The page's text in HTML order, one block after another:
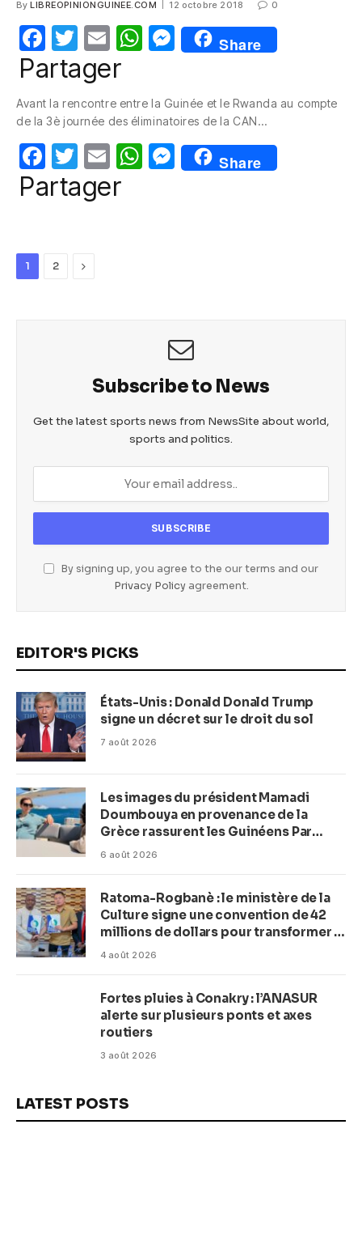
By LIBREOPINIONGUINEE.COM 12 octobre 2018 0
F
a
e
b
o
o
T
w
itt
er
E
m
W
s
A
p
M
e
e
n
g
Share
Partager
Avant la rencontre entre la Guinée et le Rwanda au compte
de la 3è journée des éliminatoires de la CAN…
F
a
b
T
w
itt
E
m
W M
e
Share
Partager
1 2 Next
Subscribe to News
Get the latest sports news from NewsSite about world,
sports and politics.
By signing up, you agree to the our terms and our
Privacy Policyagreement.
EDITOR'S PICKS
États-Unis : Donald Donald Trump
signe un décret sur le droit du sol
7 août 2026
Les images du président Mamadi
Doumbouya en provenance de la
Grèce rassurent les Guinéens Par
(Macka Baldé)
6 août 2026
Ratoma-Rogbanè : le ministère de la
Culture signe une convention de 42
millions de dollars pour transformer la
plage en complexe balnéaire
4 août 2026
Fortes pluies à Conakry : l’ANASUR
alerte sur plusieurs ponts et axes
routiers
3 août 2026
LATEST POSTS